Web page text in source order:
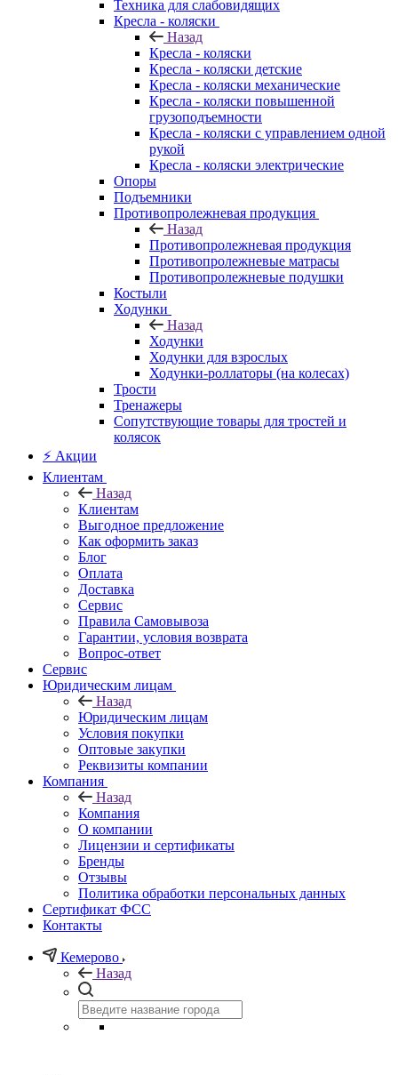
Техника для слабовидящих
Кресла - коляски
Назад
Кресла - коляски
Кресла - коляски детские
Кресла - коляски механические
Кресла - коляски повышенной
грузоподъемности
Кресла - коляски с управлением одной
рукой
Кресла - коляски электрические
Опоры
Подъемники
Противопролежневая продукция
Назад
Противопролежневая продукция
Противопролежневые матрасы
Противопролежневые подушки
Костыли
Ходунки
Назад
Ходунки
Ходунки для взрослых
Ходунки-роллаторы (на колесах)
Трости
Тренажеры
Сопутствующие товары для тростей и
колясок
⚡ Акции
Клиентам
Назад
Клиентам
Выгодное предложение
Как оформить заказ
Блог
Оплата
Доставка
Сервис
Правила Самовывоза
Гарантии, условия возврата
Вопрос-ответ
Сервис
Юридическим лицам
Назад
Юридическим лицам
Условия покупки
Оптовые закупки
Реквизиты компании
Компания
Назад
Компания
О компании
Лицензии и сертификаты
Бренды
Отзывы
Политика обработки персональных данных
Сертификат ФСС
Контакты
Кемерово
Назад